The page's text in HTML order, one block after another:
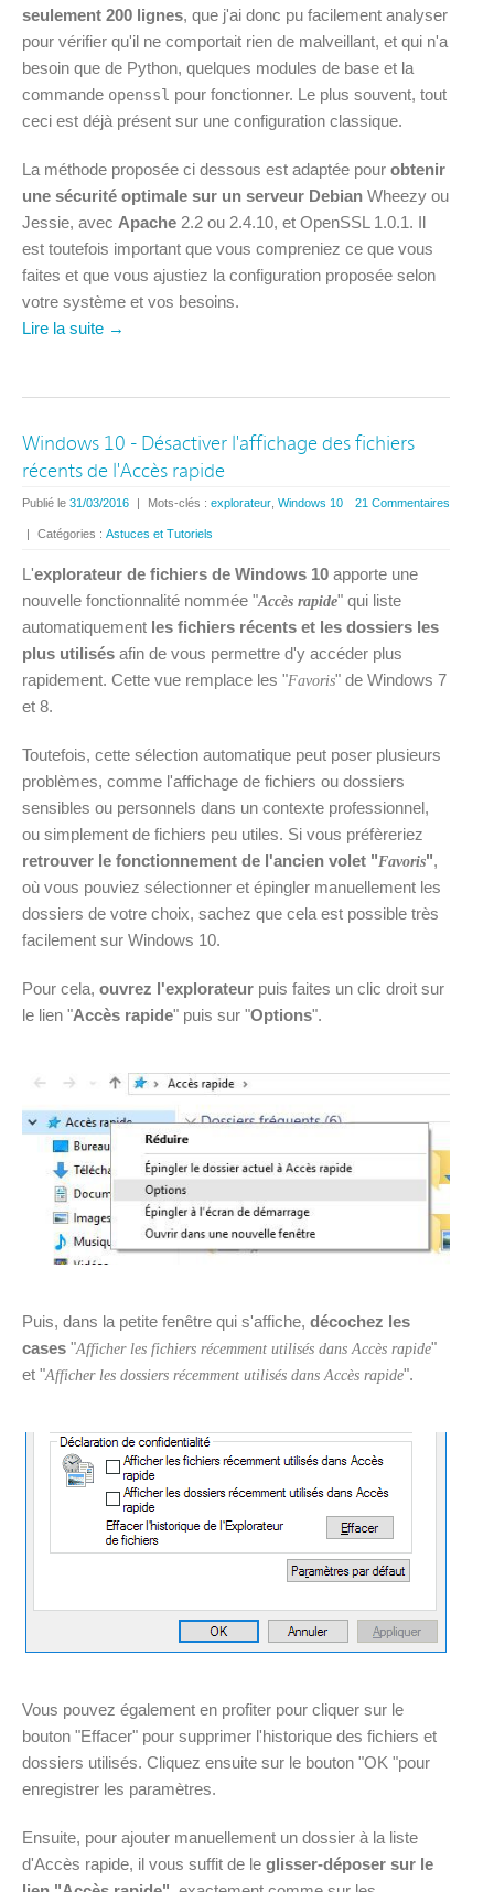
seulement 200 lignes, que j'ai donc pu facilement analyser
pour vérifier qu'il ne comportait rien de malveillant, et qui n'a
besoin que de Python, quelques modules de base et la
commande openssl pour fonctionner. Le plus souvent, tout
ceci est déjà présent sur une configuration classique.
La méthode proposée ci dessous est adaptée pour obtenir
une sécurité optimale sur un serveur Debian Wheezy ou
Jessie, avec Apache 2.2 ou 2.4.10, et OpenSSL 1.0.1. Il
est toutefois important que vous compreniez ce que vous
faites et que vous ajustiez la configuration proposée selon
votre système et vos besoins.
Lire la suite →
Windows 10 - Désactiver l'affichage des fichiers
récents de l'Accès rapide
21 Commentaires
Publié le 31/03/2016 Mots-clés : explorateur, Windows 10
Catégories : Astuces et Tutoriels
L'explorateur de fichiers de Windows 10 apporte une
nouvelle fonctionnalité nommée "Accès rapide" qui liste
automatiquement les fichiers récents et les dossiers les
plus utilisés afin de vous permettre d'y accéder plus
rapidement. Cette vue remplace les "Favoris" de Windows 7
et 8.
Toutefois, cette sélection automatique peut poser plusieurs
problèmes, comme l'affichage de fichiers ou dossiers
sensibles ou personnels dans un contexte professionnel,
ou simplement de fichiers peu utiles. Si vous préfèreriez
retrouver le fonctionnement de l'ancien volet "Favoris",
où vous pouviez sélectionner et épingler manuellement les
dossiers de votre choix, sachez que cela est possible très
facilement sur Windows 10.
Pour cela, ouvrez l'explorateur puis faites un clic droit sur
le lien "Accès rapide" puis sur "Options".
Puis, dans la petite fenêtre qui s'affiche, décochez les
cases "Afficher les fichiers récemment utilisés dans Accès rapide"
et "Afficher les dossiers récemment utilisés dans Accès rapide".
Vous pouvez également en profiter pour cliquer sur le
bouton "Effacer" pour supprimer l'historique des fichiers et
dossiers utilisés. Cliquez ensuite sur le bouton "OK "pour
enregistrer les paramètres.
Ensuite, pour ajouter manuellement un dossier à la liste
d'Accès rapide, il vous suffit de le glisser-déposer sur le